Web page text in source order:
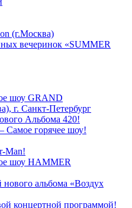
(г.Москва)
вечеринок «SUMMER
шоу GRAND
г. Санкт-Петербург
Альбома 420!
горячее шоу!
Man!
шоу HAMMER
нового альбома «Воздух
концертной программой!